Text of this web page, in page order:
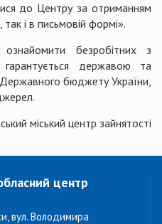
до Центру за отриманням
і в письмовій формі».
безробітних з
державою та
бюджету України,
міський центр зайнятості
центр
вул. Володимира